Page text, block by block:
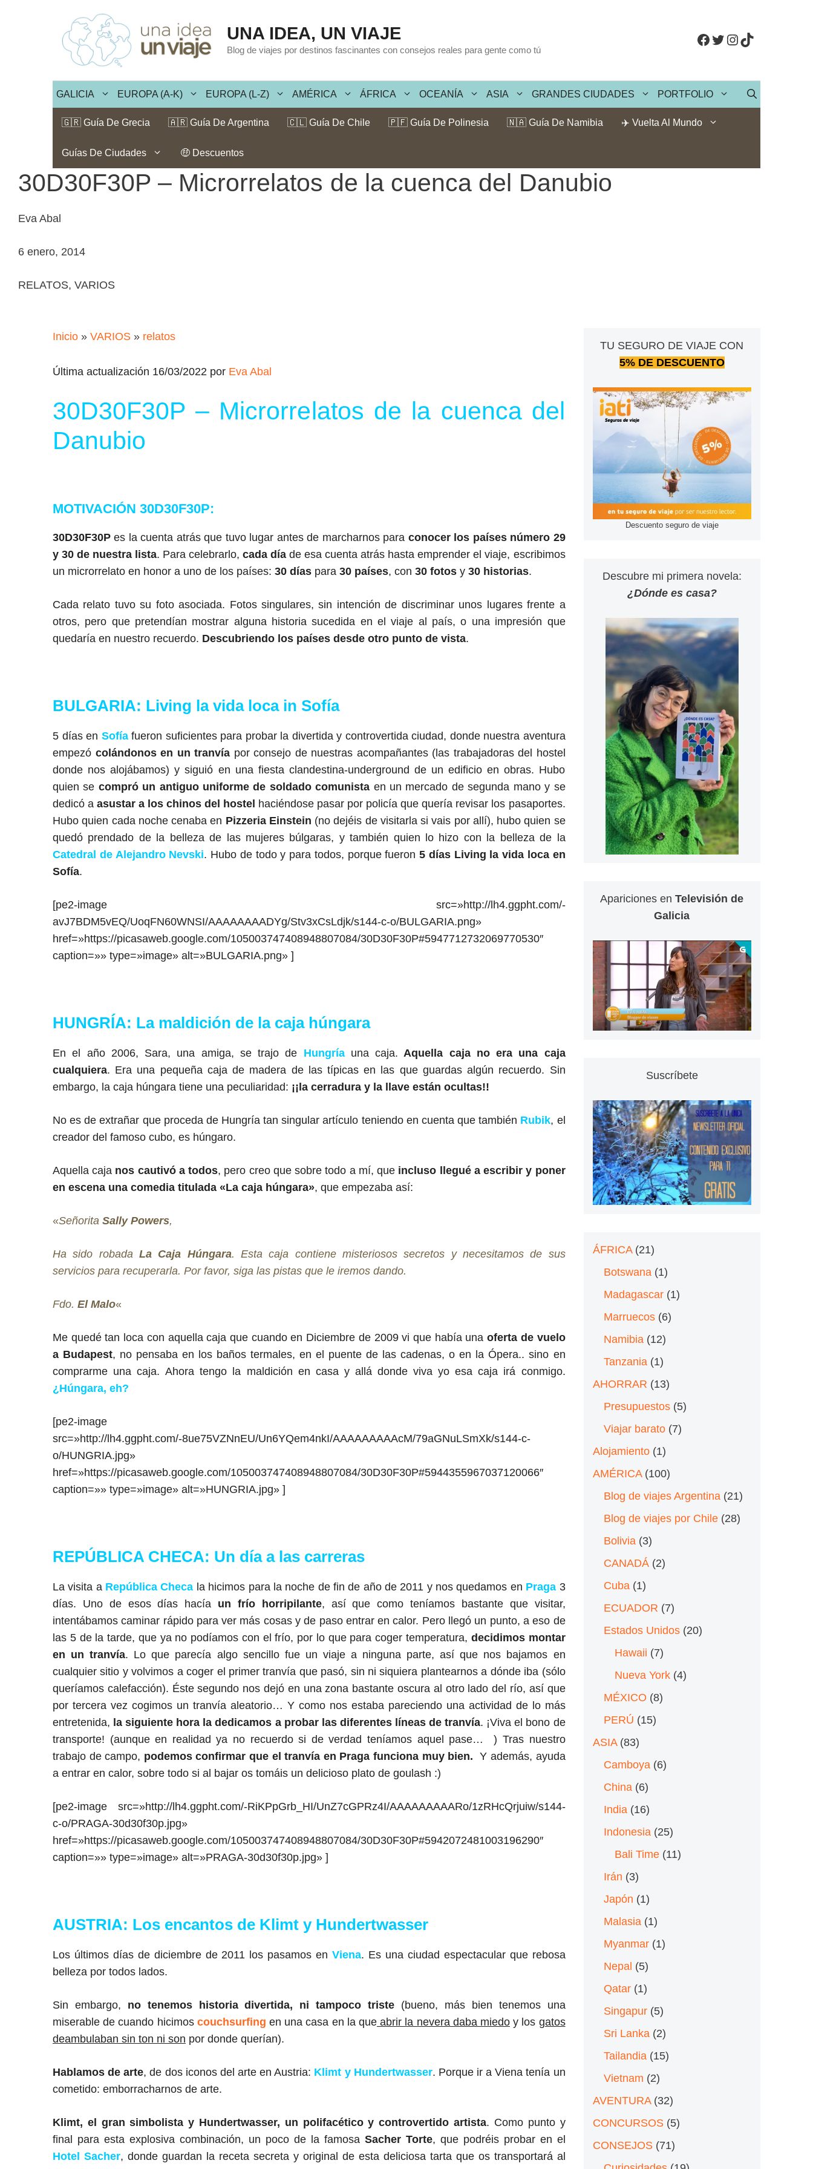
contenido
UNA IDEA, UN VIAJE
Blog de viajes por destinos fascinantes con consejos reales para gente como tú
Facebook
Twitter
Instagram
TikTok
GALICIA EUROPA (A-K) EUROPA (L-Z) AMÉRICA ÁFRICA OCEANÍA ASIA GRANDES CIUDADES PORTFOLIO
🇬🇷 Guía De Grecia 🇦🇷 Guía De Argentina 🇨🇱 Guía De Chile 🇵🇫 Guía De Polinesia 🇳🇦 Guía De Namibia ✈️ Vuelta Al Mundo
Guías De Ciudades 🤑 Descuentos
30D30F30P – Microrrelatos de la cuenca del Danubio
Eva Abal
6 enero, 2014
RELATOS, VARIOS
Inicio » VARIOS » relatos
Última actualización 16/03/2022 por Eva Abal
30D30F30P – Microrrelatos de la cuenca del
Danubio
MOTIVACIÓN 30D30F30P:
30D30F30P es la cuenta atrás que tuvo lugar antes de marcharnos para conocer los países número 29
y 30 de nuestra lista. Para celebrarlo,cada día de esa cuenta atrás hasta emprender el viaje, escribimos
un microrrelato en honor a uno de los países: 30 días para 30 países, con 30 fotos y 30 historias.
Cada relato tuvo su foto asociada. Fotos singulares, sin intención de discriminar unos lugares frente a
otros, pero que pretendían mostrar alguna historia sucedida en el viaje al país, o una impresión que
quedaría en nuestro recuerdo. Descubriendo los países desde otro punto de vista.
BULGARIA: Living la vida loca in Sofía
5 días en Sofíafueron suficientes para probar la divertida y controvertida ciudad, donde nuestra aventura
empezó colándonos en un tranvía por consejo de nuestras acompañantes (las trabajadoras del hostel
donde nos alojábamos) y siguió en una fiesta clandestina-underground de un edificio en obras. Hubo
quien se compró un antiguo uniforme de soldado comunista en un mercado de segunda mano y se
dedicó aasustar a los chinos del hostel haciéndose pasar por policía que quería revisar los pasaportes.
Hubo quien cada noche cenaba en Pizzeria Einstein (no dejéis de visitarla si vais por allí), hubo quien se
quedó prendado de la belleza de las mujeres búlgaras, y también quien lo hizo con la belleza de la
Catedral de Alejandro Nevski. Hubo de todo y para todos, porque fueron 5 días Living la vida loca en
Sofía.
[pe2-image src=»http://lh4.ggpht.com/-
avJ7BDM5vEQ/UoqFN60WNSI/AAAAAAAADYg/Stv3xCsLdjk/s144-c-o/BULGARIA.png»
href=»https://picasaweb.google.com/105003747408948807084/30D30F30P#5947712732069770530″
caption=»» type=»image» alt=»BULGARIA.png» ]
HUNGRÍA: La maldición de la caja húngara
En el año 2006, Sara, una amiga, se trajo de Hungríauna caja. Aquella caja no era una caja
cualquiera. Era una pequeña caja de madera de las típicas en las que guardas algún recuerdo. Sin
embargo, la caja húngara tiene una peculiaridad: ¡¡la cerradura y la llave están ocultas!!
No es de extrañar que proceda de Hungría tan singular artículo teniendo en cuenta que también Rubik, el
creador del famoso cubo, es húngaro.
Aquella caja nos cautivó a todos, pero creo que sobre todo a mí, que incluso llegué a escribir y poner
en escena una comedia titulada «La caja húngara», que empezaba así:
«Señorita Sally Powers,
Ha sido robada La Caja Húngara. Esta caja contiene misteriosos secretos y necesitamos de sus
servicios para recuperarla. Por favor, siga las pistas que le iremos dando.
Fdo. El Malo«
Me quedé tan loca con aquella caja que cuando en Diciembre de 2009 vi que había unaoferta de vuelo
a Budapest, no pensaba en los baños termales, en el puente de las cadenas, o en la Ópera.. sino en
comprarme una caja. Ahora tengo la maldición en casa y allá donde viva yo esa caja irá conmigo.
¿Húngara, eh?
[pe2-image
src=»http://lh4.ggpht.com/-8ue75VZNnEU/Un6YQem4nkI/AAAAAAAAAcM/79aGNuLSmXk/s144-c-
o/HUNGRIA.jpg»
href=»https://picasaweb.google.com/105003747408948807084/30D30F30P#5944355967037120066″
caption=»» type=»image» alt=»HUNGRIA.jpg» ]
REPÚBLICA CHECA: Un día a las carreras
La visita a República Checa la hicimos para la noche de fin de año de 2011 y nos quedamos en Praga 3
días. Uno de esos días hacía un frío horripilante, así que como teníamos bastante que visitar,
intentábamos caminar rápido para ver más cosas y de paso entrar en calor. Pero llegó un punto, a eso de
las 5 de la tarde, que ya no podíamos con el frío, por lo que para coger temperatura, decidimos montar
en un tranvía. Lo que parecía algo sencillo fue un viaje a ninguna parte, así que nos bajamos en
cualquier sitio y volvimos a coger el primer tranvía que pasó, sin ni siquiera plantearnos a dónde iba (sólo
queríamos calefacción). Éste segundo nos dejó en una zona bastante oscura al otro lado del río, así que
por tercera vez cogimos un tranvía aleatorio… Y como nos estaba pareciendo una actividad de lo más
entretenida, la siguiente hora la dedicamos a probar las diferentes líneas de tranvía. ¡Viva el bono de
transporte! (aunque en realidad ya no recuerdo si de verdad teníamos aquel pase… ) Tras nuestro
trabajo de campo, podemos confirmar que el tranvía en Praga funciona muy bien. Y además, ayuda
a entrar en calor, sobre todo si al bajar os tomáis un delicioso plato de goulash :)
[pe2-image src=»http://lh4.ggpht.com/-RiKPpGrb_HI/UnZ7cGPRz4I/AAAAAAAAARo/1zRHcQrjuiw/s144-
c-o/PRAGA-30d30f30p.jpg»
href=»https://picasaweb.google.com/105003747408948807084/30D30F30P#5942072481003196290″
caption=»» type=»image» alt=»PRAGA-30d30f30p.jpg» ]
AUSTRIA: Los encantos de Klimt y Hundertwasser
Los últimos días de diciembre de 2011 los pasamos enViena. Es una ciudad espectacular que rebosa
belleza por todos lados.
Sin embargo, no tenemos historia divertida, ni tampoco triste (bueno, más bien tenemos una
miserable de cuando hicimos couchsurfing en una casa en la queabrir la nevera daba miedoy los gatos
deambulaban sin ton ni son por donde querían).
Hablamos de arte, de dos iconos del arte en Austria: Klimt y Hundertwasser. Porque ir a Viena tenía un
cometido: emborracharnos de arte.
Klimt, el gran simbolista y Hundertwasser, un polifacético y controvertido artista. Como punto y
final para esta explosiva combinación, un poco de la famosa Sacher Torte, que podréis probar en el
Hotel Sacher, donde guardan la receta secreta y original de esta deliciosa tarta que os transportará al
TU SEGURO DE VIAJE CON
5% DE DESCUENTO
Descuento seguro de viaje
Descubre mi primera novela:
¿Dónde es casa?
Apariciones enTelevisión de
Galicia
Suscríbete
ÁFRICA(21)
Botswana(1)
Madagascar(1)
Marruecos(6)
Namibia(12)
Tanzania(1)
AHORRAR (13)
Presupuestos(5)
Viajar barato(7)
Alojamiento(1)
AMÉRICA(100)
Blog de viajes Argentina(21)
Blog de viajes por Chile(28)
Bolivia(3)
CANADÁ(2)
Cuba(1)
ECUADOR (7)
Estados Unidos(20)
Hawaii (7)
Nueva York(4)
MÉXICO (8)
PERÚ (15)
ASIA(83)
Camboya(6)
China(6)
India(16)
Indonesia(25)
Bali Time(11)
Irán (3)
Japón (1)
Malasia(1)
Myanmar(1)
Nepal (5)
Qatar(1)
Singapur(5)
Sri Lanka(2)
Tailandia(15)
Vietnam (2)
AVENTURA(32)
CONCURSOS(5)
CONSEJOS(71)